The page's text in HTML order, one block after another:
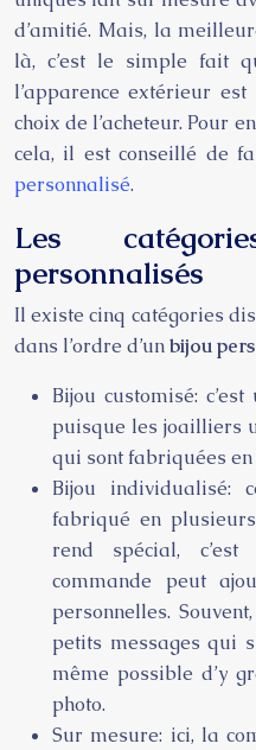
d’amitié. Mais, la
là, c’est le simple fait
l’apparence extérieur
choix de l’acheteur. Pour
cela, il est conseillé de
personnalisé.
Les
personnalisés
Il existe cinq catégories
dans l’ordre d’unbijou
Bijou customisé:
puisque les joailliers
qui sont fabriquées en
Bijou individualisé:
fabriqué en
rend spécial,
commande peut
personnelles.
petits messages qui
même possible d’y
photo.
Sur mesure: ici, la